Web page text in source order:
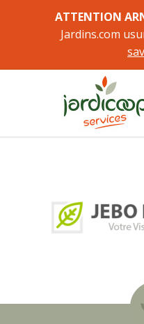
ATTENTION
Jardins.com